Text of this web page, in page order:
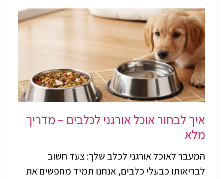
איך לבחור אוכל אורגני לכלבים – מדריך
מלא
המעבר לאוכל אורגני לכלב שלך: צעד חשוב
לבריאותו כבעלי כלבים, אנחנו תמיד מחפשים את